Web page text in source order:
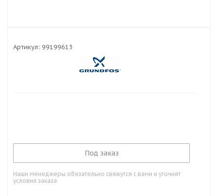
Артикул: 99199613
Под заказ
Наши менеджеры обязательно свяжутся с вами и уточнят
условия заказа